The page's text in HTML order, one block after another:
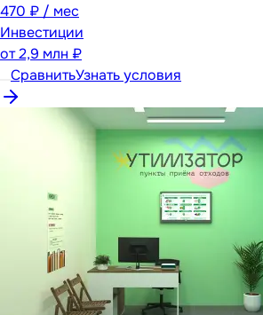
470 ₽ / мес
Инвестиции
от2,9 млн ₽
СравнитьУзнать условия